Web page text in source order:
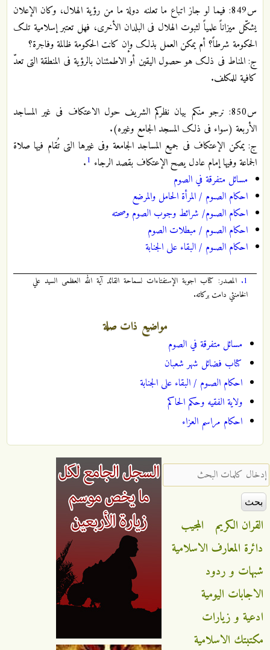
س849: فیما لو جاز اتباع ما تعلنه دولة ما من رؤیة الهلال، وکان الإعلان
یشکّل میزاناً علمیاً لثبوت الهلال فی البلدان الأخری، فهل تعتبر إسلامیة تلک
الحکومة شرطاً؟ أم یمکن العمل بذلک وإن کانت الحکومة ظالمة وفاجرة؟
ج: المناط فی ذلک هو حصول الیقین أو الاطمئنان بالرؤیة فی المنطقة التی تعدّ
کافیة للمکلف.
س850: نرجو منکم بیان نظرکم الشریف حول الاعتکاف فی غیر المساجد
الأربعة (سواء فی ذلک المسجد الجامع وغیره).
ج: یمکن الإعتکاف فی جمیع المساجد الجامعة وفی غیرها التی تُقام فیها صلاة
الجماعة وفیها إمام عادل یصح الإعتکاف بقصد الرجاء 1
.
مسائل متفرقة في الصوم
احكام الصـوم / المرأة الحامل والمرضع
احكام الصـوم/ شرائط وجوب الصوم وصحته
احكام الصـوم / مبطلات الصوم
احكام الصـوم / البقاء علی الجنابة
1. المصدر: كتاب اجوبة الإستفتاءات لسماحة القائد آية الله العظمى السيد علي
الخامنئي دامت بركاته.
مواضيع ذات صلة
مسائل متفرقة في الصوم
کتاب فضائل شهر شعبان
احكام الصـوم / البقاء علی الجنابة
ولایة الفقیه وحکم الحاکم
احكام مراسم العزاء
‏إدخال كلمات البحث ‏
القران الكريم
المجيب
دائرة المعارف الاسلامية
شبهات و ردود
الاجابات اليومية
ادعية و زيارات
مكتبتك الاسلامية